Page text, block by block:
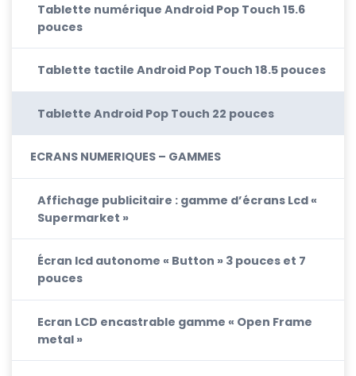
Tablette numérique Android Pop Touch 15.6
pouces
Tablette tactile Android Pop Touch 18.5 pouces
Tablette Android Pop Touch 22 pouces
ECRANS NUMERIQUES – GAMMES
Affichage publicitaire : gamme d’écrans Lcd «
Supermarket »
Écran lcd autonome « Button » 3 pouces et 7
pouces
Ecran LCD encastrable gamme « Open Frame
metal »